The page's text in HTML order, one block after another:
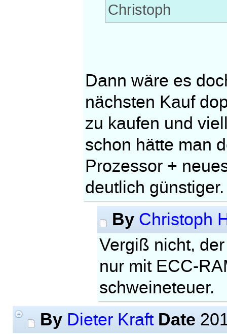
Christoph
Dann wäre es
nächsten Kauf
zu kaufen und
schon hätte man
Prozessor +
deutlich günstiger.
By Christoph
Vergiß nicht,
nur mit ECC-
schweineteuer.
By Dieter Kraft Date